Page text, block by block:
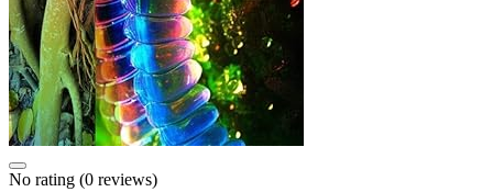
No rating (0 reviews)